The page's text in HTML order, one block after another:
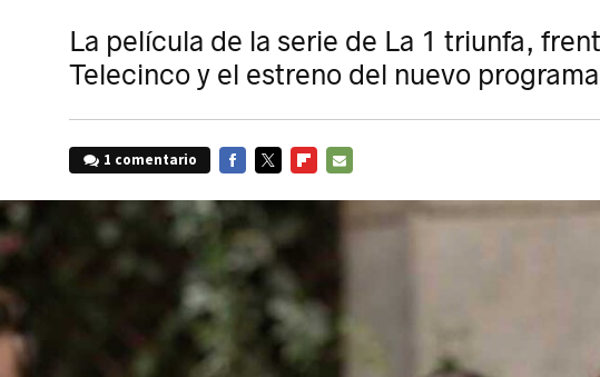
La película de la serie de La 1 triunfa,
Telecinco y el estreno del nuevo
1 comentario